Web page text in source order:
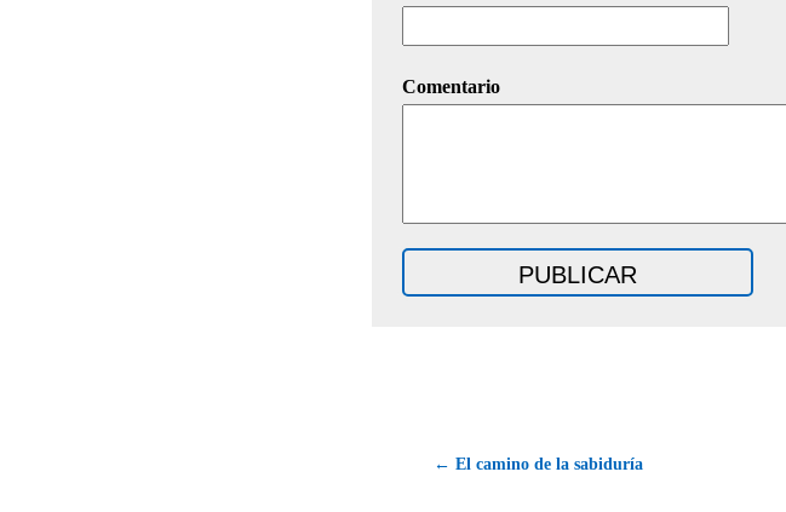
Comentario
← El camino de la sabiduría